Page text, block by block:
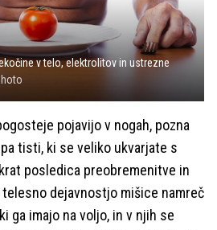
v telo, elektrolitov in ustrezne
pojavijo v nogah, pozna
tisti, ki se veliko ukvarjate s
posledica preobremenitve in
dejavnostjo mišice namreč
ga imajo na voljo, in v njih se